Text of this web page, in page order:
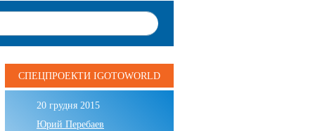
СПЕЦПРОЕКТИ IGOTOWORLD
20 грудня 2015
Юрий Перебаев